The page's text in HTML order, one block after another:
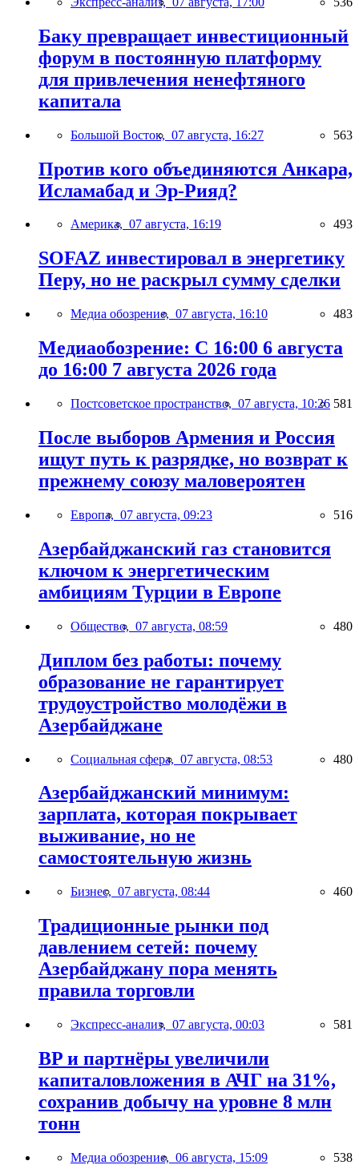
Баку превращает инвестиционный
форум в постоянную платформу
для привлечения ненефтяного
капитала
Большой Восток, 07 августа, 16:27 563
Против кого объединяются Анкара,
Исламабад и Эр-Рияд?
Америка, 07 августа, 16:19 493
SOFAZ инвестировал в энергетику
Перу, но не раскрыл сумму сделки
Медиа обозрение, 07 августа, 16:10 483
Медиаобозрение: С 16:00 6 августа
до 16:00 7 августа 2026 года
Постсоветское пространство, 07 августа, 10:26 581
После выборов Армения и Россия
ищут путь к разрядке, но возврат к
прежнему союзу маловероятен
Европа, 07 августа, 09:23 516
Азербайджанский газ становится
ключом к энергетическим
амбициям Турции в Европе
Общество, 07 августа, 08:59 480
Диплом без работы: почему
образование не гарантирует
трудоустройство молодёжи в
Азербайджане
Социальная сфера, 07 августа, 08:53 480
Азербайджанский минимум:
зарплата, которая покрывает
выживание, но не
самостоятельную жизнь
Бизнес, 07 августа, 08:44 460
Традиционные рынки под
давлением сетей: почему
Азербайджану пора менять
правила торговли
Экспресс-анализ, 07 августа, 00:03 581
BP и партнёры увеличили
капиталовложения в АЧГ на 31%,
сохранив добычу на уровне 8 млн
тонн
Медиа обозрение, 06 августа, 15:09 538